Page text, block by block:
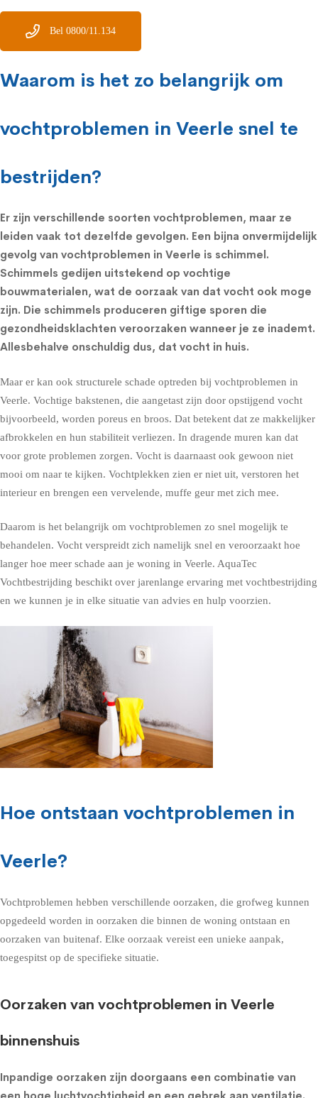
Bel 0800/11.134
Waarom is het zo belangrijk om
vochtproblemen in Veerle snel te
bestrijden?
Er zijn verschillende soorten vochtproblemen, maar ze
leiden vaak tot dezelfde gevolgen. Een bijna onvermijdelijk
gevolg van vochtproblemen in Veerle is schimmel.
Schimmels gedijen uitstekend op vochtige
bouwmaterialen, wat de oorzaak van dat vocht ook moge
zijn. Die schimmels produceren giftige sporen die
gezondheidsklachten veroorzaken wanneer je ze inademt.
Allesbehalve onschuldig dus, dat vocht in huis.
Maar er kan ook structurele schade optreden bij vochtproblemen in
Veerle. Vochtige bakstenen, die aangetast zijn door opstijgend vocht
bijvoorbeeld, worden poreus en broos. Dat betekent dat ze makkelijker
afbrokkelen en hun stabiliteit verliezen. In dragende muren kan dat
voor grote problemen zorgen. Vocht is daarnaast ook gewoon niet
mooi om naar te kijken. Vochtplekken zien er niet uit, verstoren het
interieur en brengen een vervelende, muffe geur met zich mee.
Daarom is het belangrijk om vochtproblemen zo snel mogelijk te
behandelen. Vocht verspreidt zich namelijk snel en veroorzaakt hoe
langer hoe meer schade aan je woning in Veerle. AquaTec
Vochtbestrijding beschikt over jarenlange ervaring met vochtbestrijding
en we kunnen je in elke situatie van advies en hulp voorzien.
Hoe ontstaan vochtproblemen in
Veerle?
Vochtproblemen hebben verschillende oorzaken, die grofweg kunnen
opgedeeld worden in oorzaken die binnen de woning ontstaan en
oorzaken van buitenaf. Elke oorzaak vereist een unieke aanpak,
toegespitst op de specifieke situatie.
Oorzaken van vochtproblemen in Veerle
binnenshuis
Inpandige oorzaken zijn doorgaans een combinatie van
een hoge luchtvochtigheid en een gebrek aan ventilatie.